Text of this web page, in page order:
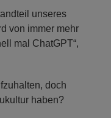
unseres
von immer mehr
mal ChatGPT“,
doch
haben?